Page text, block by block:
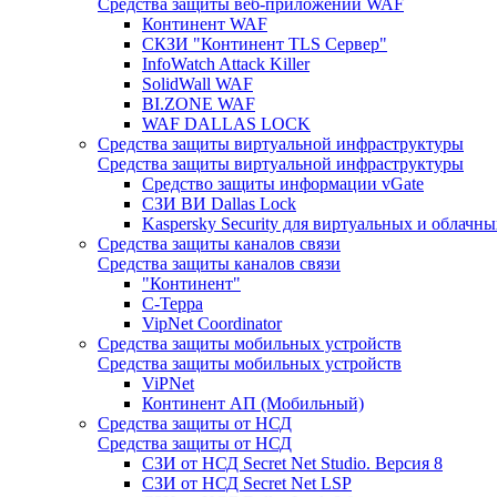
Средства защиты веб-приложений WAF
Континент WAF
СКЗИ "Континент TLS Сервер"
InfoWatch Attack Killer
SolidWall WAF
BI.ZONE WAF
WAF DALLAS LOCK
Средства защиты виртуальной инфраструктуры
Средства защиты виртуальной инфраструктуры
Средство защиты информации vGate
СЗИ ВИ Dallas Lock
Kaspersky Security для виртуальных и
Средства защиты каналов связи
Средства защиты каналов связи
"Континент"
С-Терра
VipNet Coordinator
Средства защиты мобильных устройств
Средства защиты мобильных устройств
ViPNet
Континент АП (Мобильный)
Средства защиты от НСД
Средства защиты от НСД
СЗИ от НСД Secret Net Studio. Версия 8
СЗИ от НСД Secret Net LSP